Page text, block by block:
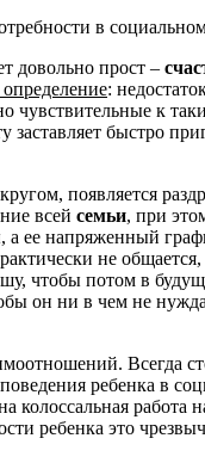
в
довольно прост –
:
чувствительные к
быстро
появляется
всей семьи, при
ее напряженный
не
чтобы потом в
он ни в чем не
Всегда
ребенка в
работа
ребенка это